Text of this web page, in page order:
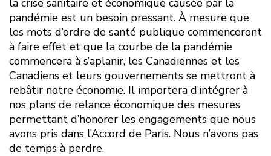
pandémie est un besoin pressant. À mesure que
les mots d’ordre de santé publique commenceront
à faire effet et que la courbe de la pandémie
commencera à s’aplanir, les Canadiennes et les
Canadiens et leurs gouvernements se mettront à
rebâtir notre économie. Il importera d’intégrer à
nos plans de relance économique des mesures
permettant d’honorer les engagements que nous
avons pris dans l’Accord de Paris. Nous n’avons pas
de temps à perdre.